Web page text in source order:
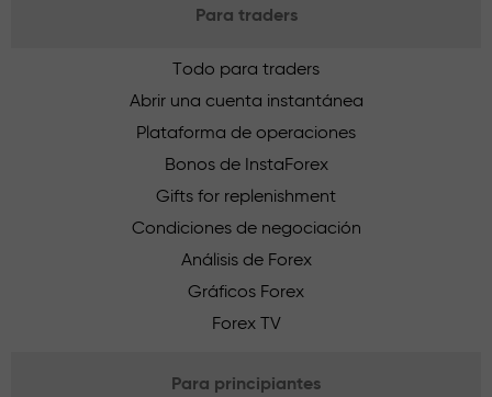
Para traders
Todo para traders
Abrir una cuenta instantánea
Plataforma de operaciones
Bonos de InstaForex
Gifts for replenishment
Condiciones de negociación
Análisis de Forex
Gráficos Forex
Forex TV
Para principiantes